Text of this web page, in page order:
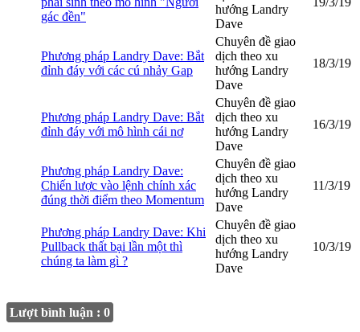
gác đền"
hướng Landry
Dave
Phương pháp Landry Dave: Bắt
đỉnh đáy với các cú nhảy Gap
Chuyên đề giao
dịch theo xu
hướng Landry
Dave
18/3/19
Phương pháp Landry Dave: Bắt
đỉnh đáy với mô hình cái nơ
Chuyên đề giao
dịch theo xu
hướng Landry
Dave
16/3/19
Phương pháp Landry Dave:
Chiến lược vào lệnh chính xác
đúng thời điểm theo Momentum
Chuyên đề giao
dịch theo xu
hướng Landry
Dave
11/3/19
Phương pháp Landry Dave: Khi
Pullback thất bại lần một thì
chúng ta làm gì ?
Chuyên đề giao
dịch theo xu
hướng Landry
Dave
10/3/19
Lượt bình luận : 0